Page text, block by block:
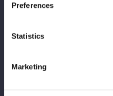
Preferences
Statistics
Marketing
Career
クラシックバレエや日